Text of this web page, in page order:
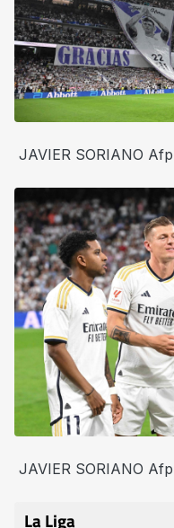
JAVIER SORIANO Afp
JAVIER SORIANO Afp